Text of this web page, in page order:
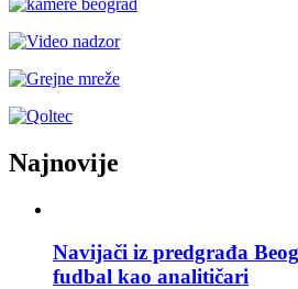
Najnovije
Navijači iz predgrađa
fudbal kao analitičari